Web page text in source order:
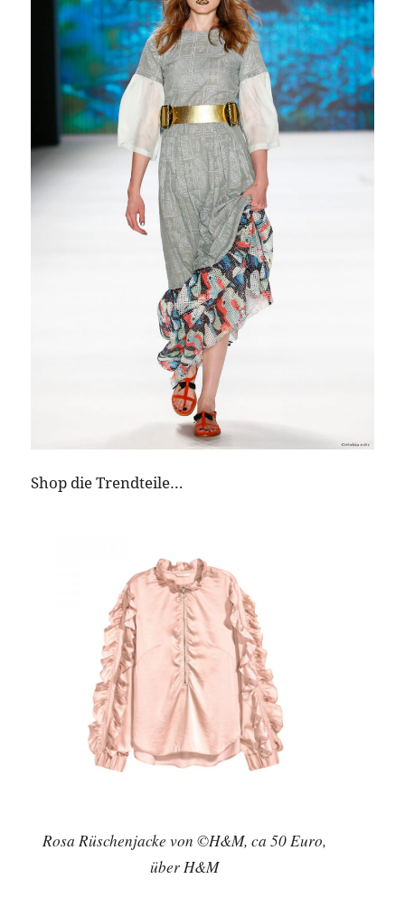
Shop die Trendteile…
Rosa Rüschenjacke von ©H&M, ca 50 Euro,
über H&M